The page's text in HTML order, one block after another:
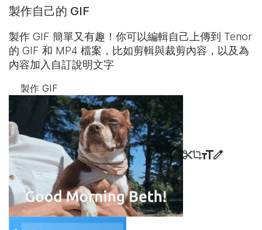
製作自己的 GIF
製作 GIF 簡單又有趣！你可以編輯自己上傳到 Tenor
的 GIF 和 MP4 檔案，比如剪輯與裁剪內容，以及為
內容加入自訂說明文字
製作 GIF